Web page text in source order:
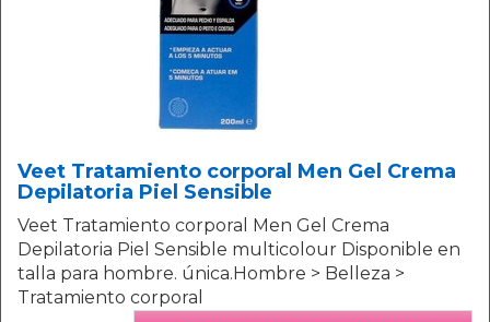
Veet Tratamiento corporal Men Gel Crema
Depilatoria Piel Sensible
Veet Tratamiento corporal Men Gel Crema
Depilatoria Piel Sensible multicolour Disponible en
talla para hombre. única.Hombre > Belleza >
Tratamiento corporal